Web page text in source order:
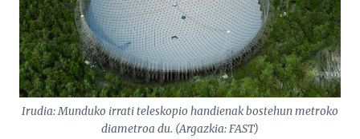
Irudia: Munduko irrati teleskopio handienak bostehun metroko
diametroa du. (Argazkia: FAST)